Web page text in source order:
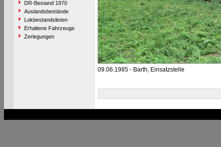
DR-Bestand 1970
Auslandsbestände
Lokbestandslisten
Erhaltene Fahrzeuge
Zerlegungen
09.06.1985 - Barth, Einsatzstelle